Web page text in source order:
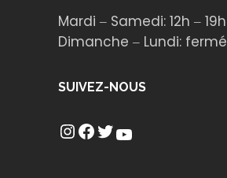
Mardi ‒ Samedi: 12h ‒ 19h
Dimanche ‒ Lundi: fermé
SUIVEZ-NOUS
Instagram
Facebook
Twitter
YouTube